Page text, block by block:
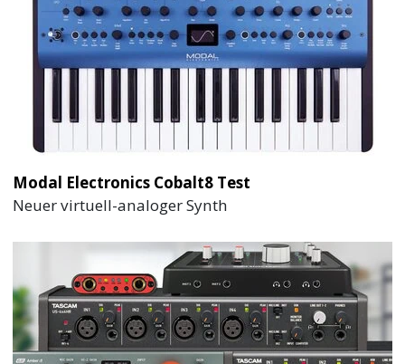
Modal Electronics Cobalt8 Test
Neuer virtuell-analoger Synth